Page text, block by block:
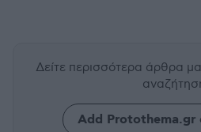
Δείτε περισσότερα άρθρα
Add Protothema.gr